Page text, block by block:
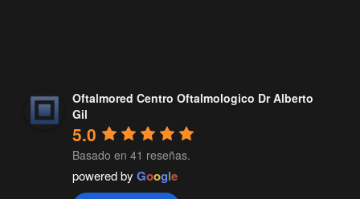
Oftalmored Centro Oftalmologico Dr Alberto
Gil
5.0
Basado en 41 reseñas.
powered by Google